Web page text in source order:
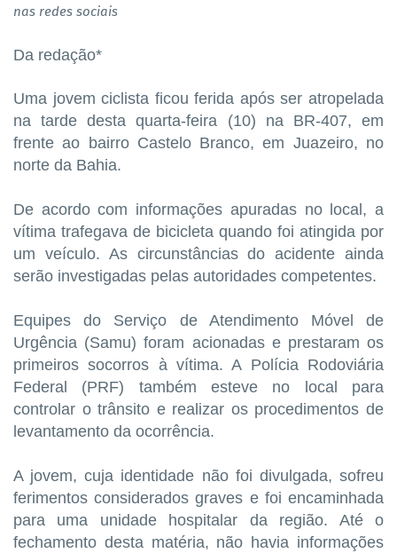
nas redes sociais
Da redação*
Uma jovem ciclista ficou ferida após ser atropelada
na tarde desta quarta-feira (10) na BR-407, em
frente ao bairro Castelo Branco, em Juazeiro, no
norte da Bahia.
De acordo com informações apuradas no local, a
vítima trafegava de bicicleta quando foi atingida por
um veículo. As circunstâncias do acidente ainda
serão investigadas pelas autoridades competentes.
Equipes do Serviço de Atendimento Móvel de
Urgência (Samu) foram acionadas e prestaram os
primeiros socorros à vítima. A Polícia Rodoviária
Federal (PRF) também esteve no local para
controlar o trânsito e realizar os procedimentos de
levantamento da ocorrência.
A jovem, cuja identidade não foi divulgada, sofreu
ferimentos considerados graves e foi encaminhada
para uma unidade hospitalar da região. Até o
fechamento desta matéria, não havia informações